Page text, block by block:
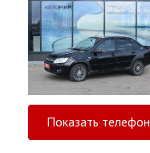
Показать телефон